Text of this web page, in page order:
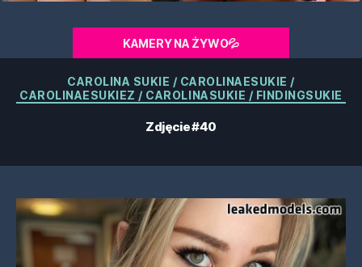
KAMERY NA ŻYWO💦
Kategorie
CAROLINA SUKIE / CAROLINAESUKIE /
CAROLINAESUKIEZ / CAROLINASUKIE / FINDINGSUKIE
Zdjęcie #40